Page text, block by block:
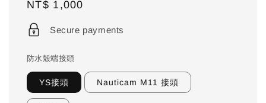
Regular
price
NT$ 1,000
Secure payments
防水殼端接頭
YS接頭 Nauticam M11 接頭